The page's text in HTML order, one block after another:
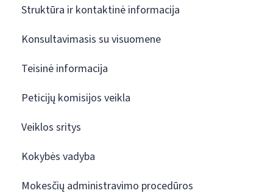
Struktūra ir kontaktinė informacija
Konsultavimasis su visuomene
Teisinė informacija
Peticijų komisijos veikla
Veiklos sritys
Kokybės vadyba
Mokesčių administravimo procedūros